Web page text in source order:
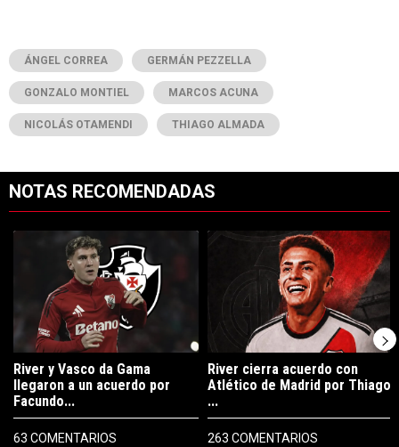
ÁNGEL CORREA GERMÁN PEZZELLA
GONZALO MONTIEL MARCOS ACUNA
NICOLÁS OTAMENDI THIAGO ALMADA
NOTAS RECOMENDADAS
Un artículo de tendencia con el título "River y Vasco da Gama
River y Vasco da Gama
llegaron a un acuerdo por
Facundo...
63 COMENTARIOS
Un artículo de tendencia con el
River cierra acuerdo con
Atlético de Madrid por Thiago
...
263 COMENTARIOS